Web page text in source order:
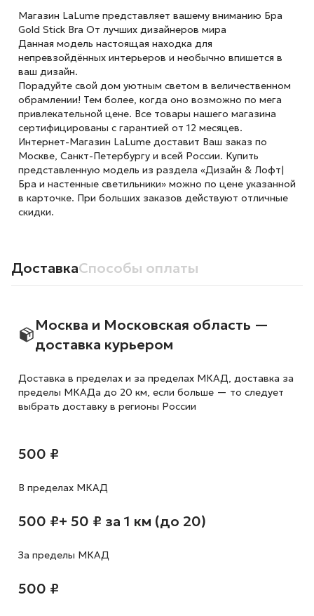
Магазин LaLume представляет вашему вниманию Бра
Gold Stick Bra От лучших дизайнеров мира
Данная модель настоящая находка для
непревзойдённых интерьеров и необычно впишется в
ваш дизайн.
Порадуйте свой дом уютным светом в величественном
обрамлении! Тем более, когда оно возможно по мега
привлекательной цене. Все товары нашего магазина
сертифицированы с гарантией от 12 месяцев.
Интернет-Магазин LaLume доставит Ваш заказ по
Москве, Санкт-Петербургу и всей России. Купить
представленную модель из раздела «Дизайн & Лофт|
Бра и настенные светильники» можно по цене указанной
в карточке. При больших заказов действуют отличные
скидки.
ДоставкаСпособы оплаты
Москва и Московская область —
доставка курьером
Доставка в пределах и за пределах МКАД, доставка за
пределы МКАДа до 20 км, если больше — то следует
выбрать доставку в регионы России
500 ₽
В пределах МКАД
500 ₽+ 50 ₽ за 1 км (до 20)
За пределы МКАД
500 ₽